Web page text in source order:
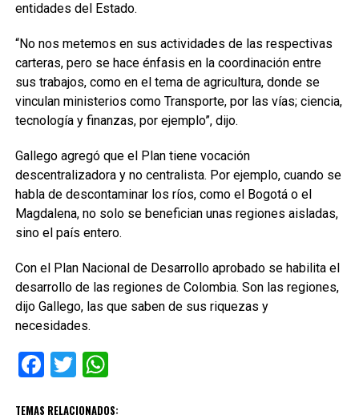
entidades del Estado.
“No nos metemos en sus actividades de las respectivas
carteras, pero se hace énfasis en la coordinación entre
sus trabajos, como en el tema de agricultura, donde se
vinculan ministerios como Transporte, por las vías; ciencia,
tecnología y finanzas, por ejemplo”, dijo.
Gallego agregó que el Plan tiene vocación
descentralizadora y no centralista. Por ejemplo, cuando se
habla de descontaminar los ríos, como el Bogotá o el
Magdalena, no solo se benefician unas regiones aisladas,
sino el país entero.
Con el Plan Nacional de Desarrollo aprobado se habilita el
desarrollo de las regiones de Colombia. Son las regiones,
dijo Gallego, las que saben de sus riquezas y
necesidades.
Facebook
TwitterWhatsApp
TEMAS RELACIONADOS: